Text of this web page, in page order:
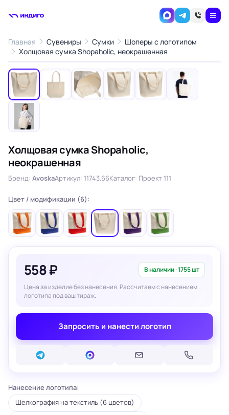
Главная Сувениры Сумки
Шоперы с логотипом
Холщовая сумка Shopaholic, неокрашенная
‹ ›
Холщовая сумка Shopaholic,
неокрашенная
Бренд: AvoskaАртикул: 11743.66Каталог: Проект 111
Цвет / модификации (6):
558 ₽ В наличии · 1755 шт
Цена за изделие без нанесения. Рассчитаем с нанесением
логотипа под ваш тираж.
Запросить и нанести логотип
Нанесение логотипа:
Шелкография на текстиль (6 цветов)